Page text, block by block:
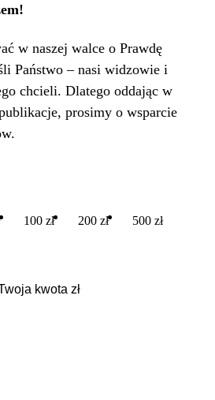
w naszej walce o Prawdę
Państwo – nasi widzowie i
chcieli. Dlatego oddając w
prosimy o wsparcie
100 zł 200 zł 500 zł